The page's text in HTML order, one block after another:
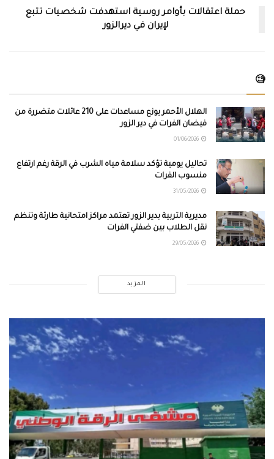
حملة اعتقالات بأوامر روسية استهدفت شخصيات تتبع
لإيران في ديرالزور
🧐
الهلال الأحمر يوزع مساعدات على 210 عائلات متضررة من
فيضان الفرات في دير الزور
تحاليل يومية تؤكد سلامة مياه الشرب في الرقة رغم ارتفاع
منسوب الفرات
مديرية التربية بدير الزور تعتمد مراكز امتحانية طارئة وتنظم
نقل الطلاب بين ضفتي الفرات
المزيد